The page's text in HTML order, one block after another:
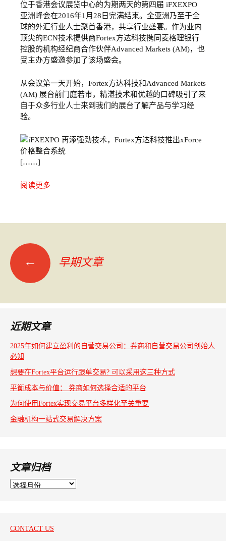
位于香港会议展览中心的为期两天的第四届 iFXEXPO
亚洲峰会在2016年1月28日完满结束。全亚洲乃至于全
球的外汇行业人士聚首香港，共享行业盛宴。作为业内
顶尖的ECN技术提供商Fortex方达科技携同麦格理银行
控股的机构经纪商合作伙伴Advanced Markets (AM)，也
受主办方盛邀参加了该场盛会。
从会议第一天开始，Fortex方达科技和Advanced Markets
(AM) 展台前门庭若市，精湛技术和优越的口碑吸引了来
自于众多行业人士来到我们的展台了解产品与学习经
验。
[……]
阅读更多
文
导
航
← 早期文章
近期文章
2025年如何建立盈利的自营交易公司：券商和自营交易公司创始人
必知
想要在Fortex平台运行跟单交易? 可以采用这三种方式
平衡成本与价值： 券商如何选择合适的平台
为何使用Fortex实现交易平台多样化至关重要
金融机构一站式交易解决方案
文章归档
文
CONTACT US